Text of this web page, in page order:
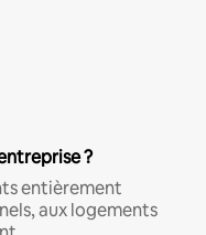
?
entièrement
aux logements